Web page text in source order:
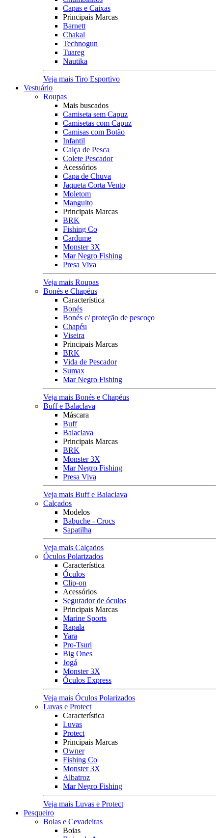
Capas e Caixas
Principais Marcas
Barnett
Chakal
Technogun
Tuareg
Nautika
Veja mais Tiro Esportivo
Vestuário
Roupas
Mais buscados
Camiseta sem Capuz
Camisetas com Capuz
Camisas com Botão
Infantil
Calça de Pesca
Colete Pescador
Acessórios
Capa de Chuva
Jaqueta Corta Vento
Moletom
Manguito
Principais Marcas
BRK
Fishing Co
Cardume
Monster 3X
Mar Negro Fishing
Presa Viva
Veja mais Roupas
Bonés e Chapéus
Característica
Bonés
Bonés c/ proteção de pescoço
Chapéu
Viseira
Principais Marcas
BRK
Vida de Pescador
Sumax
Mar Negro Fishing
Veja mais Bonés e Chapéus
Buff e Balaclava
Máscara
Buff
Balaclava
Principais Marcas
BRK
Monster 3X
Mar Negro Fishing
Presa Viva
Veja mais Buff e Balaclava
Calçados
Modelos
Babuche - Crocs
Sapatilha
Veja mais Calçados
Óculos Polarizados
Característica
Óculos
Clip-on
Acessórios
Segurador de óculos
Principais Marcas
Marine Sports
Rapala
Yara
Pro-Tsuri
Big Ones
Jogá
Monster 3X
Óculos Express
Veja mais Óculos Polarizados
Luvas e Protect
Característica
Luvas
Protect
Principais Marcas
Owner
Fishing Co
Monster 3X
Albatroz
Mar Negro Fishing
Veja mais Luvas e Protect
Pesqueiro
Boias e Cevadeiras
Boias